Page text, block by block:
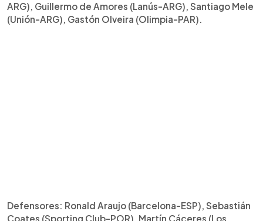
ARG), Guillermo de Amores (Lanús-ARG), Santiago Mele
(Unión-ARG), Gastón Olveira (Olimpia-PAR).
Defensores: Ronald Araujo (Barcelona-ESP), Sebastián
Coates (Sporting Club-POR), Martín Cáceres (Los